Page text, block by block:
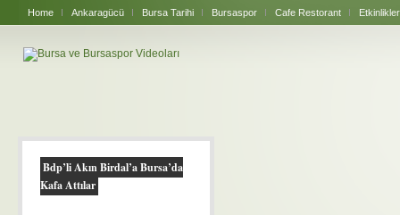
Home Ankaragücü Bursa Tarihi Bursaspor Cafe Restorant Etkinlikler
Bdp’li Akın Birdal’a Bursa’da
Kafa Attılar